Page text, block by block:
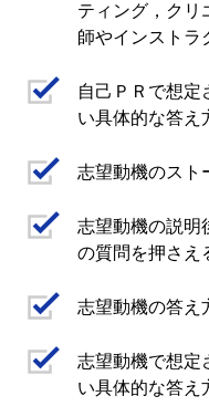
ティング，クリ
師やインストラ
自己ＰＲで想定
い具体的な答え
志望動機のスト
志望動機の説明
の質問を押さえ
志望動機の答え
志望動機で想定
い具体的な答え